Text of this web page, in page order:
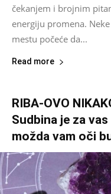
čekanjem i brojnim
energiju promena.
mestu počeće da...
Read more
RIBA-OVO
Sudbina je za
možda vam oči